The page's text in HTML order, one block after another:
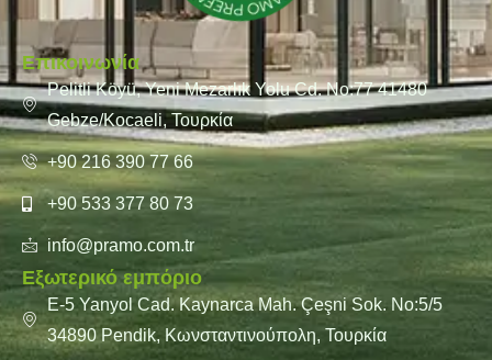
Επικοινωνία
Pelitli Köyü, Yeni Mezarlık Yolu Cd. No:77 41480
Gebze/Kocaeli, Τουρκία
+90 216 390 77 66
+90 533 377 80 73
info@pramo.com.tr
Εξωτερικό εμπόριο
E-5 Yanyol Cad. Kaynarca Mah. Çeşni Sok. No:5/5
34890 Pendik, Κωνσταντινούπολη, Τουρκία